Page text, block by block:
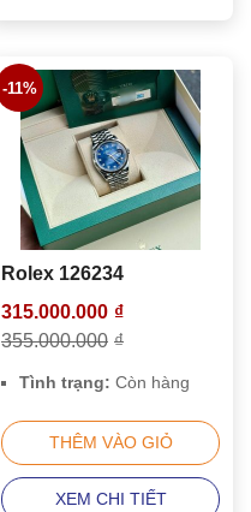
Rolex 126234
315.000.000 ₫
355.000.000 ₫
Tình trạng: Còn hàng
THÊM VÀO GIỎ
-11%
XEM CHI TIẾT